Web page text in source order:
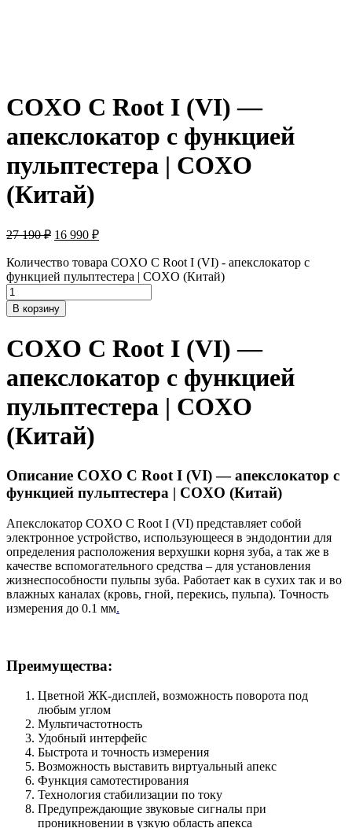
COXO C Root I (VI) —
апекслокатор с функцией
пульптестера | COXO
(Китай)
27 190₽ 16 990 ₽
Количество товара COXO C Root I (VI) - апекслокатор с
функцией пульптестера | COXO (Китай)
В корзину
COXO C Root I (VI) —
апекслокатор с функцией
пульптестера | COXO
(Китай)
Описание COXO C Root I (VI) — апекслокатор с
функцией пульптестера | COXO (Китай)
Апекслокатор COXO C Root I (VI) представляет собой
электронное устройство, использующееся в эндодонтии для
определения расположения верхушки корня зуба, а так же в
качестве вспомогательного средства – для установления
жизнеспособности пульпы зуба. Работает как в сухих так и во
влажных каналах (кровь, гной, перекись, пульпа). Точность
измерения до 0.1 мм.
Преимущества:
Цветной ЖК-дисплей, возможность поворота под
любым углом
Мультичастотность
Удобный интерфейс
Быстрота и точность измерения
Возможность выставить виртуальный апекс
Функция самотестирования
Технология стабилизации по току
Предупреждающие звуковые сигналы при
проникновении в узкую область апекса